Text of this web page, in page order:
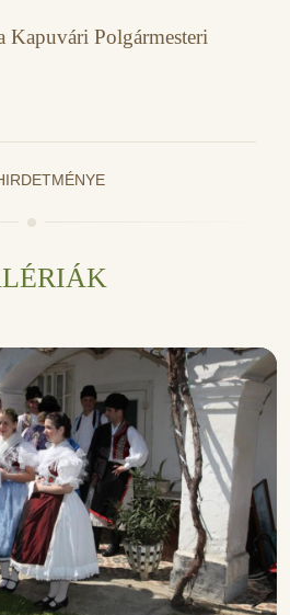
Kapuvári Polgármesteri